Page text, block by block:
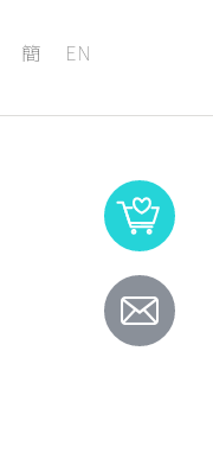
簡 EN